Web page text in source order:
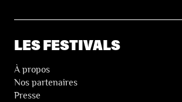
LES FESTIVALS
À propos
Nos partenaires
Presse